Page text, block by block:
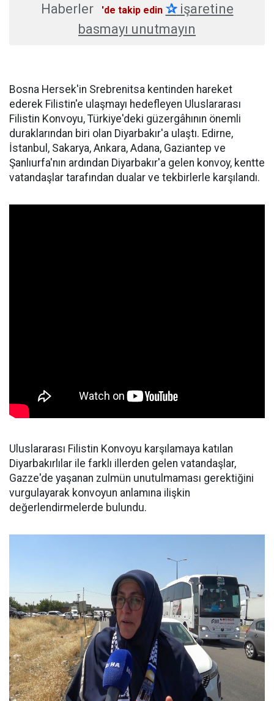
Haberler 'de takip edin ✰işaretine
basmayı unutmayın
Bosna Hersek'in Srebrenitsa kentinden hareket
ederek Filistin'e ulaşmayı hedefleyen Uluslararası
Filistin Konvoyu, Türkiye'deki güzergâhının önemli
duraklarından biri olan Diyarbakır'a ulaştı. Edirne,
İstanbul, Sakarya, Ankara, Adana, Gaziantep ve
Şanlıurfa'nın ardından Diyarbakır'a gelen konvoy, kentte
vatandaşlar tarafından dualar ve tekbirlerle karşılandı.
Uluslararası Filistin Konvoyu karşılamaya katılan
Diyarbakırlılar ile farklı illerden gelen vatandaşlar,
Gazze'de yaşanan zulmün unutulmaması gerektiğini
vurgulayarak konvoyun anlamına ilişkin
değerlendirmelerde bulundu.